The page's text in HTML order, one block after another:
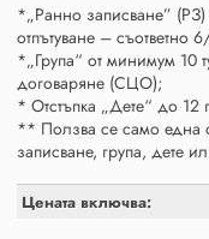
*„Ранно записване”
отпътуване – съответно
*„Група“ от минимум 10
договаряне (СЦО);
* Отстъпка „Дете“ до
** Ползва се само една
записване, група, дете
Цената включва: